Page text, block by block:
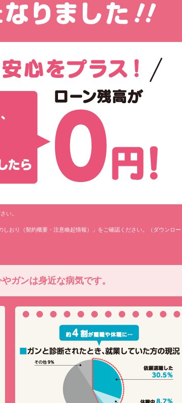
い。
おり（契約概要・注意喚起情報）」をご確認ください。（ダウンロー
ガンは身近な病気です。